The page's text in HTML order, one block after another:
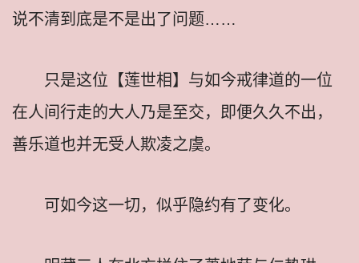
说不清到底是不是出了问题……
只是这位【莲世相】与如今戒律道的一位
在人间行走的大人乃是至交，即便久久不出，
善乐道也并无受人欺凌之虞。
可如今这一切，似乎隐约有了变化。